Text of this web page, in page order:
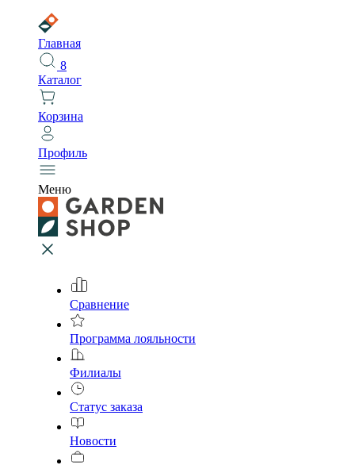
Главная
8
Каталог
Корзина
Профиль
Меню
Сравнение
Программа лояльности
Филиалы
Статус заказа
Новости